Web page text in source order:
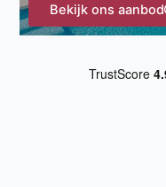
Bekijk ons aanbod